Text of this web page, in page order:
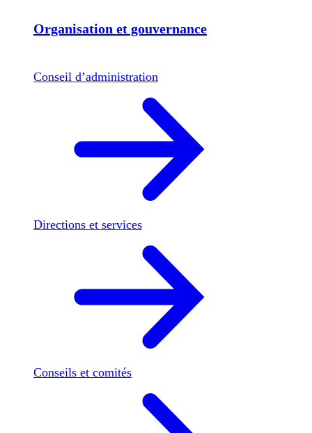
Organisation et gouvernance
Conseil d’administration
Directions et services
Conseils et comités